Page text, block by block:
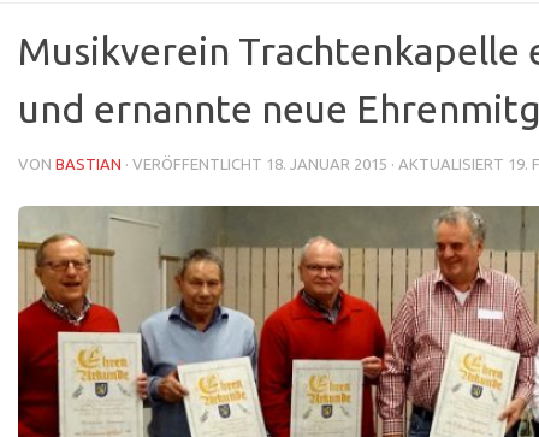
Musikverein
und ernannte neue
VON BASTIAN · VERÖFFENTLICHT 18. JANUAR 2015 · AKTUALISIERT 19.